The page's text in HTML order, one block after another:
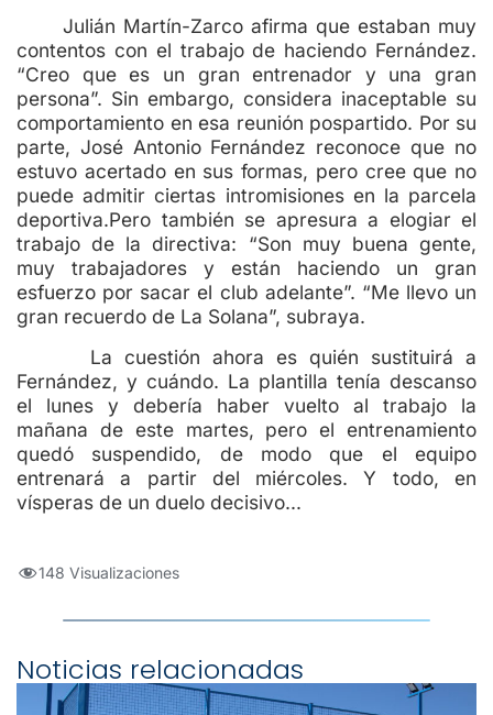
Julián Martín-Zarco afirma que estaban muy
contentos con el trabajo de haciendo Fernández.
“Creo que es un gran entrenador y una gran
persona”. Sin embargo, considera inaceptable su
comportamiento en esa reunión pospartido. Por su
parte, José Antonio Fernández reconoce que no
estuvo acertado en sus formas, pero cree que no
puede admitir ciertas intromisiones en la parcela
deportiva.Pero también se apresura a elogiar el
trabajo de la directiva: “Son muy buena gente,
muy trabajadores y están haciendo un gran
esfuerzo por sacar el club adelante”. “Me llevo un
gran recuerdo de La Solana”, subraya.
La cuestión ahora es quién sustituirá a
Fernández, y cuándo. La plantilla tenía descanso
el lunes y debería haber vuelto al trabajo la
mañana de este martes, pero el entrenamiento
quedó suspendido, de modo que el equipo
entrenará a partir del miércoles. Y todo, en
vísperas de un duelo decisivo…
148 Visualizaciones
Noticias relacionadas